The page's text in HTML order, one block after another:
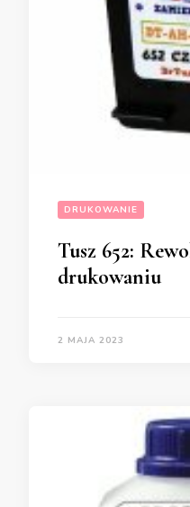
DRUKOWANIE
Tusz 652:
drukowaniu
2 MAJA 2023